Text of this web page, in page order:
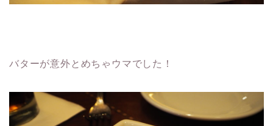
バターが意外とめちゃウマでした！